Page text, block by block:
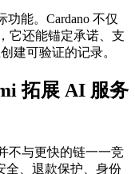
能。Cardano 不仅
它还能锚定承诺、支
建可验证的记录。
拓展 AI 服务
不与更快的链一一竞
全、退款保护、身份